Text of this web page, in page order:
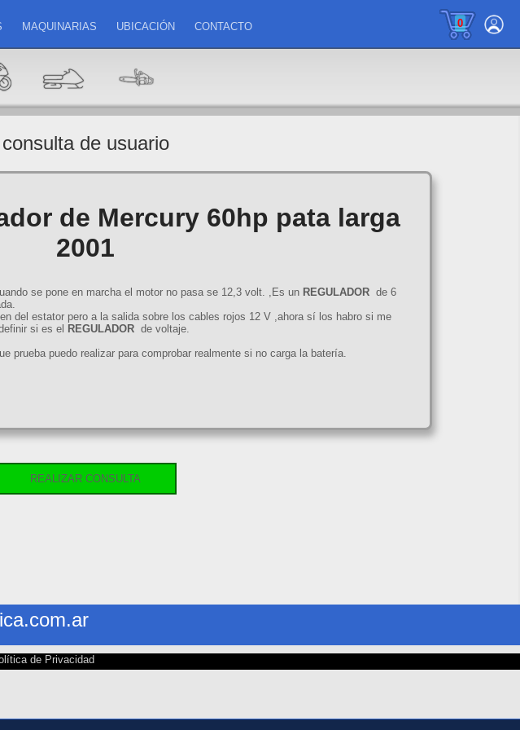
0
MAQUINARIAS UBICACIÓN CONTACTO
consulta de usuario
de Mercury 60hp pata larga
2001
se pone en marcha el motor no pasa se 12,3 volt. ,Es un REGULADORde 6
del estator pero a la salida sobre los cables rojos 12 V ,ahora sí los habro si me
si es el REGULADORde voltaje.
prueba puedo realizar para comprobar realmente si no carga la batería.
REALIZAR CONSULTA
de Privacidad